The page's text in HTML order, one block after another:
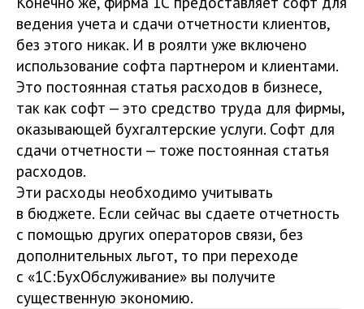
ведения учета и сдачи отчетности клиентов,
без этого никак. И в роялти уже включено
использование софта партнером и клиентами.
Это постоянная статья расходов в бизнесе,
так как софт — это средство труда для фирмы,
оказывающей бухгалтерские услуги. Софт для
сдачи отчетности — тоже постоянная статья
расходов.
Эти расходы необходимо учитывать
в бюджете. Если сейчас вы сдаете отчетность
с помощью других операторов связи, без
дополнительных льгот, то при переходе
с «1С:БухОбслуживание» вы получите
существенную экономию.